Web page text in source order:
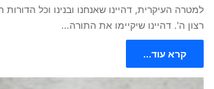
למטרה העיקרית, דהיינו שאנחנו ובנינו וכל הדורות
רצון ה'. דהיינו שיקיימו את התורה…
קרא עוד...